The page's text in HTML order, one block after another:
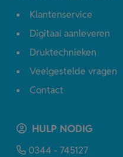
Klantenservice
Digitaal aanleveren
Druktechnieken
Veelgestelde vragen
Contact
HULP NODIG
0344 - 745127